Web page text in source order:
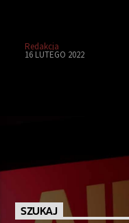
Redakcja
16 LUTEGO 2022
SZUKAJ